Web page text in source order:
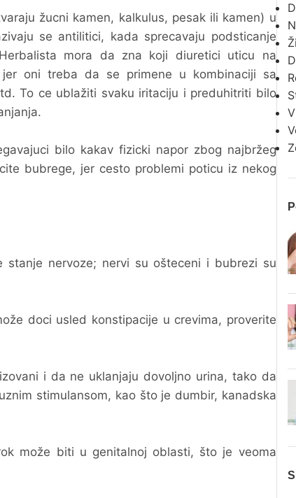
žucni kamen, kalkulus, pesak ili kamen) u
se antilitici, kada sprecavaju podsticanje
mora da zna koji diuretici uticu na
oni treba da se primene u kombinaciji sa
To ce ublažiti svaku iritaciju i preduhitriti bilo
bilo kakav fizicki napor zbog najbržeg
bubrege, jer cesto problemi poticu iz nekog
stanje nervoze; nervi su ošteceni i bubrezi su
doci usled konstipacije u crevima, proverite
i da ne uklanjaju dovoljno urina, tako da
stimulansom, kao što je dumbir, kanadska
može biti u genitalnoj oblasti, što je veoma